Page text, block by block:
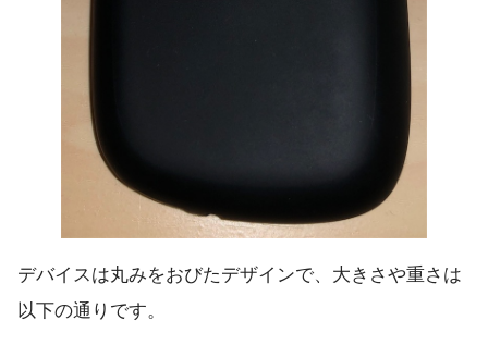
デバイスは丸みをおびたデザインで、大きさや重さは
以下の通りです。